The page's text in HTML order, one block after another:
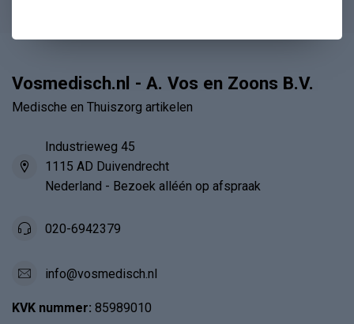
Vosmedisch.nl - A. Vos en Zoons B.V.
Medische en Thuiszorg artikelen
Industrieweg 45
1115 AD Duivendrecht
Nederland - Bezoek alléén op afspraak
020-6942379
info@vosmedisch.nl
KVK nummer: 85989010